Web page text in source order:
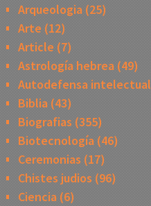
Arqueologia(25)
Arte (12)
Article (7)
Astrología hebrea(49)
Autodefensa intelectual
Biblia(43)
Biografias (355)
Biotecnología(46)
Ceremonias (17)
Chistes judios (96)
Ciencia(6)